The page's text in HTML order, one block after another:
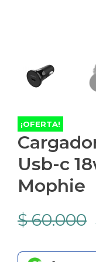
¡OFERTA!
Usb-c
Mophie
$60.000